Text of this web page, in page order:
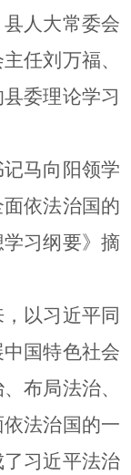
容
人大常委会
任刘万福、
委理论学习
马向阳领学
依法治国的
习纲要》摘
以习近平同
国特色社会
布局法治、
法治国的一
习近平法治